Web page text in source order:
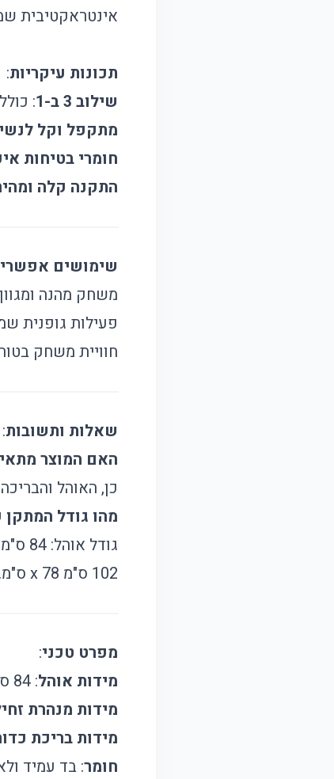
אינטראקטיבית
תכונות עיקריות:
שילוב 3 ב-1
:
מתקפל וקל
חומרי בטיחות
התקנה קלה
שימושים
משחק מהנה
פעילות גופנית
חוויית משחק
שאלות ותשובות:
האם המוצר
כן, האוהל
מהו גודל
102 ס"מ x 78 ס"מ.
מפרט טכני:
מידות אוהל: 84 ס"מ x 84 ס"מ x 100 ס"מ
מידות מנהרת
מידות בריכת
חומר: בד עמיד